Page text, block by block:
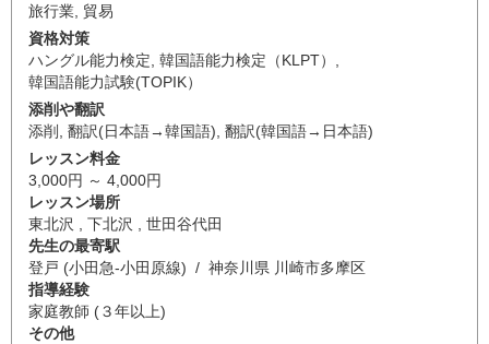
旅行業 貿易
資格対策
ハングル能力検定 韓国語能力検定（KLPT）
韓国語能力試験(TOPIK）
添削や翻訳
添削
翻訳(日本語→韓国語) 翻訳(韓国語→日本語)
レッスン料金
3,000円 ～ 4,000円
レッスン場所
東北沢 , 下北沢 , 世田谷代田
先生の最寄駅
登戸 (小田急-小田原線) / 神奈川県 川崎市多摩区
指導経験
家庭教師 (３年以上)
その他